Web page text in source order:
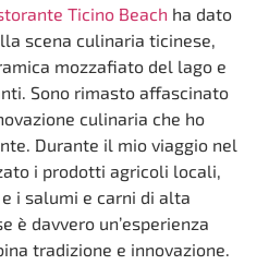
Ticino Beach ha dato
scena culinaria ticinese,
mozzafiato del lago e
Sono rimasto affascinato
culinaria che ho
Durante il mio viaggio nel
i prodotti agricoli locali,
i salumi e carni di alta
è davvero un’esperienza
tradizione e innovazione.